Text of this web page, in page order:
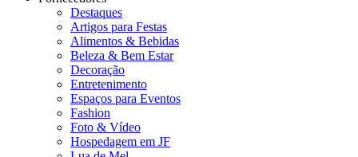
Destaques
Artigos para Festas
Alimentos & Bebidas
Beleza & Bem Estar
Decoração
Entretenimento
Espaços para Eventos
Fashion
Foto & Vídeo
Hospedagem em JF